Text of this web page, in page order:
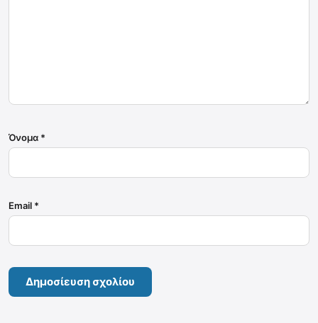
Όνομα *
Email *